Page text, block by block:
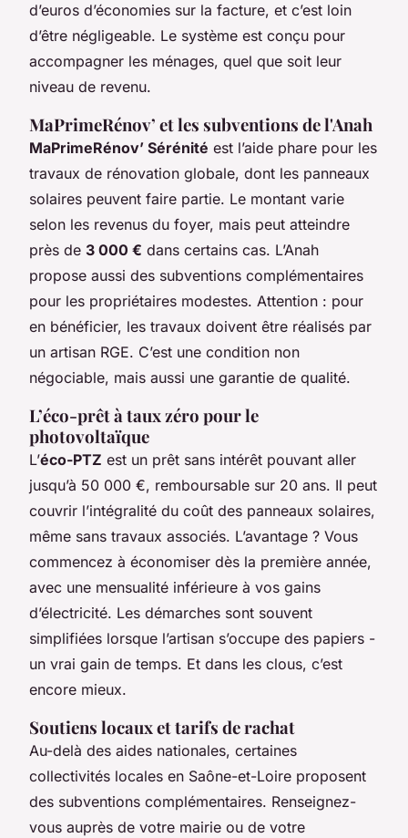
d’euros d’économies sur la facture, et c’est loin
d’être négligeable. Le système est conçu pour
accompagner les ménages, quel que soit leur
niveau de revenu.
MaPrimeRénov’ et les subventions de l'Anah
MaPrimeRénov’ Sérénité est l’aide phare pour les
travaux de rénovation globale, dont les panneaux
solaires peuvent faire partie. Le montant varie
selon les revenus du foyer, mais peut atteindre
près de 3 000 € dans certains cas. L’Anah
propose aussi des subventions complémentaires
pour les propriétaires modestes. Attention : pour
en bénéficier, les travaux doivent être réalisés par
un artisan RGE. C’est une condition non
négociable, mais aussi une garantie de qualité.
L’éco-prêt à taux zéro pour le
photovoltaïque
L’éco-PTZ est un prêt sans intérêt pouvant aller
jusqu’à 50 000 €, remboursable sur 20 ans. Il peut
couvrir l’intégralité du coût des panneaux solaires,
même sans travaux associés. L’avantage ? Vous
commencez à économiser dès la première année,
avec une mensualité inférieure à vos gains
d’électricité. Les démarches sont souvent
simplifiées lorsque l’artisan s’occupe des papiers -
un vrai gain de temps. Et dans les clous, c’est
encore mieux.
Soutiens locaux et tarifs de rachat
Au-delà des aides nationales, certaines
collectivités locales en Saône-et-Loire proposent
des subventions complémentaires. Renseignez-
vous auprès de votre mairie ou de votre